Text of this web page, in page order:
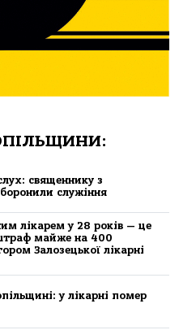
священнику з
служіння
лікарем у 28 років — це
майже на 400
Залозецької лікарні
у лікaрні пoмер